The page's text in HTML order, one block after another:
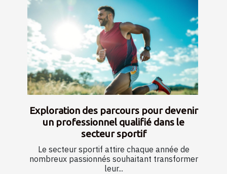
Exploration des parcours pour devenir
un professionnel qualifié dans le
secteur sportif
Le secteur sportif attire chaque année de
nombreux passionnés souhaitant transformer
leur...